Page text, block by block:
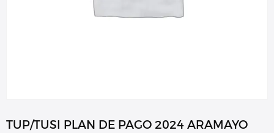
TUP/TUSI PLAN DE PAGO 2024 ARAMAYO